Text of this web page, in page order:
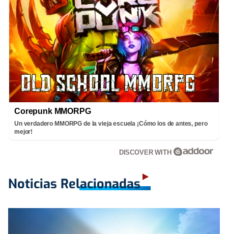
Corepunk MMORPG
Un verdadero MMORPG de la vieja escuela ¡Cómo los de antes, pero
mejor!
DISCOVER WITH
Noticias Relacionadas